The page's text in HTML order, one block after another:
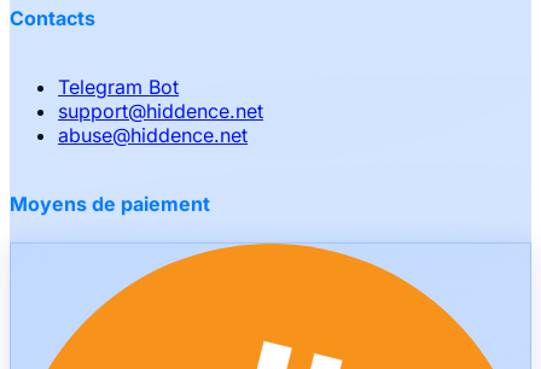
Contacts
Telegram Bot
support@hiddence.net
abuse@hiddence.net
Moyens de paiement